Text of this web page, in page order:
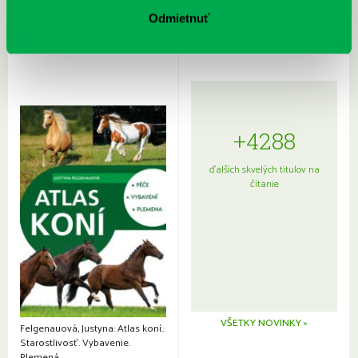
Odmietnuťjaponskou kuchyňou a etiketou
Felgenauová, Justyna: Atlas koní.:
Starostlivosť. Vybavenie.
+4288
ďalších skvelých titulov na
čítanie
VŠETKY NOVINKY »